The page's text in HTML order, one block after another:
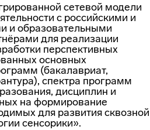
сетевой модели
с российскими и
и образовательными
для реализации
перспективных
основных
(бакалавриат,
спектра программ
дисциплин и
на формирование
для развития сквозной
сенсорики».